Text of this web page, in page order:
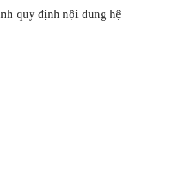
quy định nội dung hệ